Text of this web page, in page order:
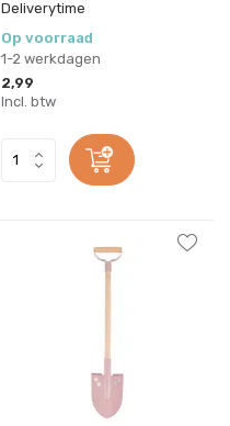
Deliverytime
Op voorraad
1-2 werkdagen
2,99
Incl. btw